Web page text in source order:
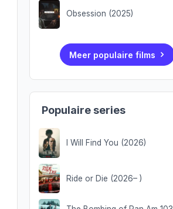
Obsession (2025)
Meer populaire films
Populaire series
I Will Find You (2026)
Ride or Die (2026– )